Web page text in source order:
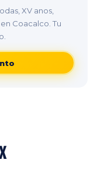
XV anos,
Coacalco. Tu